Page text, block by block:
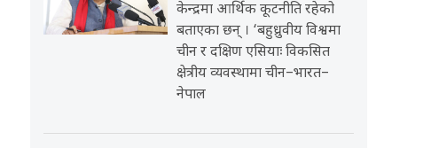
केन्द्रमा आर्थिक कूटनीति रहेको
बताएका छन् । ‘बहुध्रुवीय विश्वमा
चीन र दक्षिण एसियाः विकसित
क्षेत्रीय व्यवस्थामा चीन–भारत–
नेपाल